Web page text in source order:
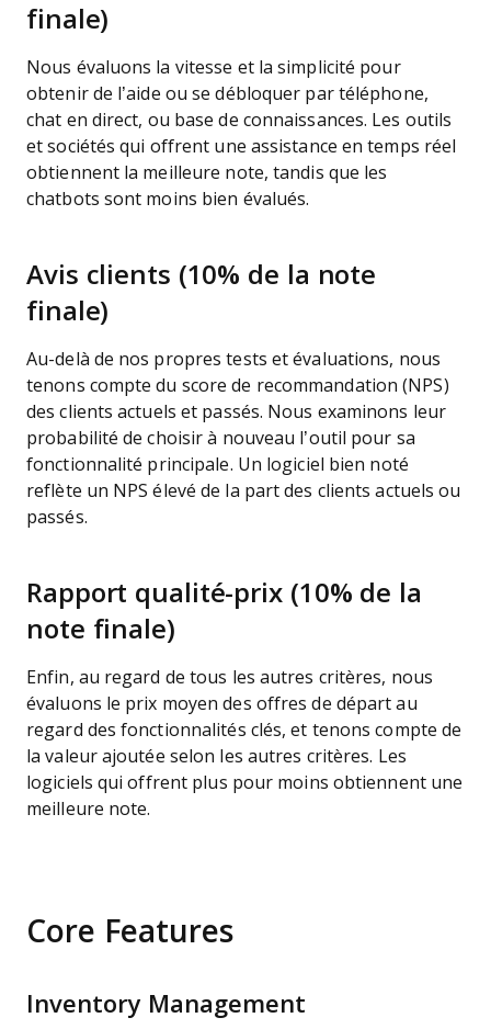
finale)
Nous évaluons la vitesse et la simplicité pour
obtenir de l’aide ou se débloquer par téléphone,
chat en direct, ou base de connaissances. Les outils
et sociétés qui offrent une assistance en temps réel
obtiennent la meilleure note, tandis que les
chatbots sont moins bien évalués.
Avis clients (10% de la note
finale)
Au-delà de nos propres tests et évaluations, nous
tenons compte du score de recommandation (NPS)
des clients actuels et passés. Nous examinons leur
probabilité de choisir à nouveau l’outil pour sa
fonctionnalité principale. Un logiciel bien noté
reflète un NPS élevé de la part des clients actuels ou
passés.
Rapport qualité-prix (10% de la
note finale)
Enfin, au regard de tous les autres critères, nous
évaluons le prix moyen des offres de départ au
regard des fonctionnalités clés, et tenons compte de
la valeur ajoutée selon les autres critères. Les
logiciels qui offrent plus pour moins obtiennent une
meilleure note.
Core Features
Inventory Management